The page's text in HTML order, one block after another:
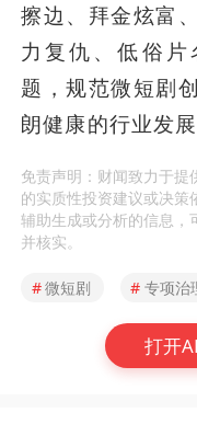
擦边、拜金炫富
力复仇、低俗
题，规范微短剧
朗健康的行业发展
免责声明：财闻致力于
的实质性投资建议或决策
辅助生成或分析的信息，
并核实。
#微短剧 # 专项治
打开